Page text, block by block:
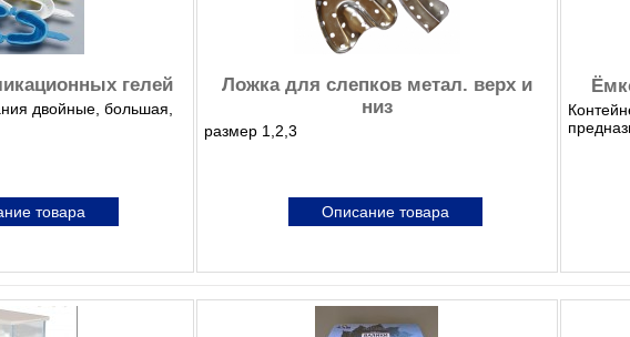
гелей
двойные, большая,
товара
Ложка для слепков метал. верх и
низ
размер 1,2,3
Описание товара